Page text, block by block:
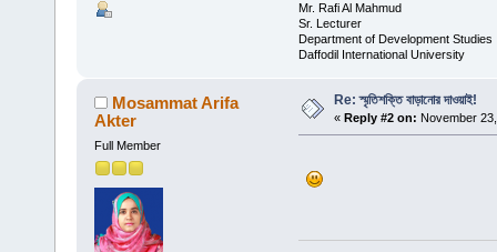
Mr. Rafi Al Mahmud
Sr. Lecturer
Department of Development Studies
Daffodil International University
Mosammat Arifa
Akter
Full Member
Re: স্মৃতিশক্তি বাড়ানোর দাওয়াই!
« Reply #2 on: November